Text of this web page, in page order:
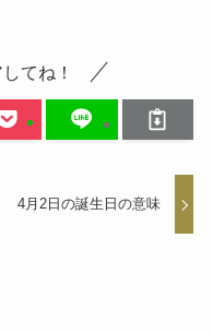
てね！
4月2日の誕生日の意味